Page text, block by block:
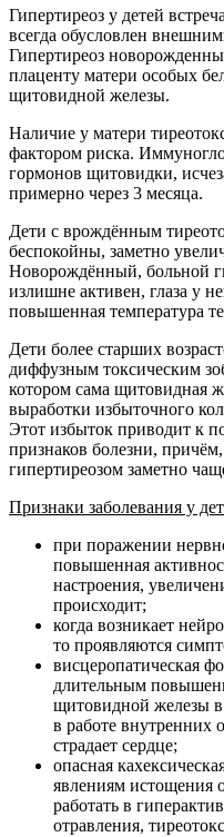
Гипертиреоз у детей
всегда обусловлен
Гипертиреоз
плаценту матери особых
щитовидной железы.
Наличие у матери
фактором риска.
гормонов щитовидки,
примерно через 3 месяца.
Дети с врождённым
беспокойны, заметно
Новорождённый, больной
излишне активен, глаза у
повышенная температура
Дети более старших
диффузным токсическим
котором сама щитовидная
выработки избыточного
Этот избыток приводит к
признаков болезни,
гипертиреозом заметно
Признаки заболевания у
при поражении
повышенная
настроения,
происходит;
когда возникает
то проявляются
висцеропатическая
длительным
щитовидной железы в
в работе внутренних
страдает сердце;
опасная
явлениям истощения
работать в
отравления,